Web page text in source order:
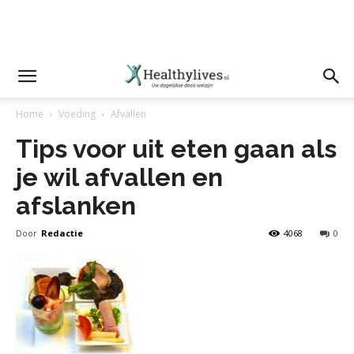
Home Voeding Afvallen
Tips voor uit eten gaan als
je wil afvallen en
afslanken
Door Redactie 0
4068